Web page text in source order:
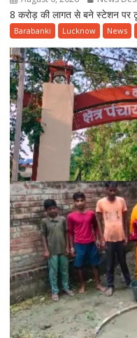
8 करोड़ की लागत से बने स्टेशन पर
Barabanki Lucknow News